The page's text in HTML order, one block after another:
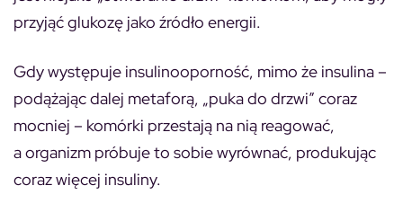
przyjąć glukozę jako źródło energii.
Gdy występuje insulinooporność, mimo że insulina –
podążając dalej metaforą, „puka do drzwi” coraz
mocniej – komórki przestają na nią reagować,
a organizm próbuje to sobie wyrównać, produkując
coraz więcej insuliny.